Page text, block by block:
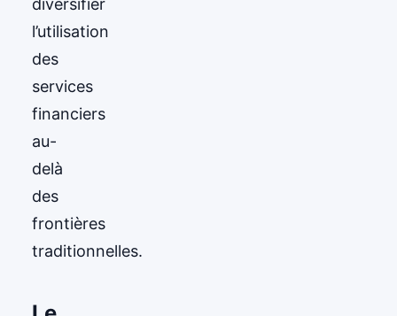
l’utilisation
des
services
financiers
au-
delà
des
frontières
traditionnelles.